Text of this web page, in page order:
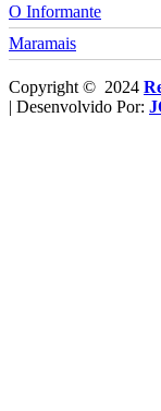
O Informante
Maramais
Copyright © 2024
| Desenvolvido Por: